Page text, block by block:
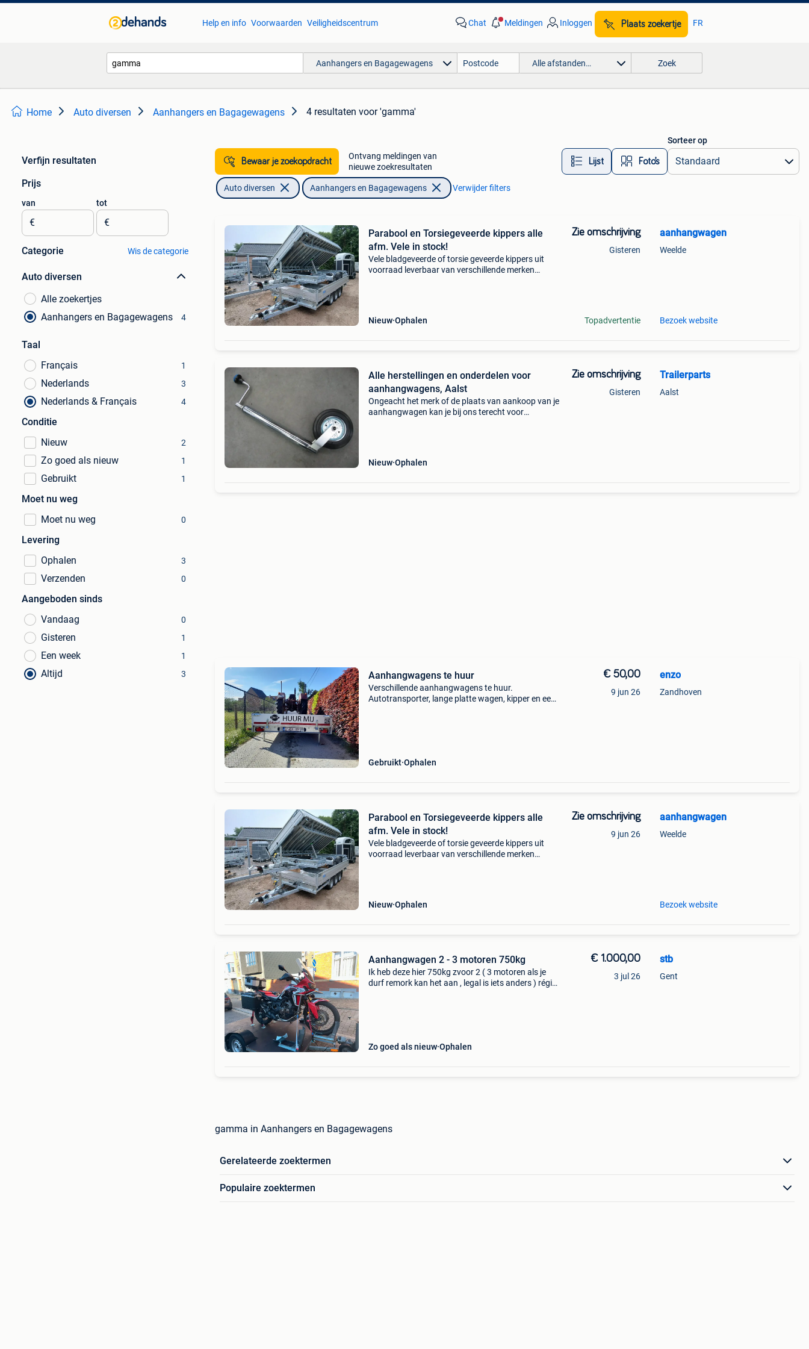
Help en info Voorwaarden Veiligheidscentrum Chat Meldingen Inloggen Plaats zoekertje FR
Aanhangers en Bagagewagens Alle afstanden… Zoek
Home Auto diversen Aanhangers en Bagagewagens 4 resultaten voor 'gamma'
Verfijn resultaten
Prijs
van
€
tot
€
Categorie Wis de categorie
Auto diversen
Alle zoekertjes
Aanhangers en Bagagewagens
4
Taal
Français
1
Nederlands 3
Nederlands & Français 4
Conditie
Nieuw
2
Zo goed als nieuw 1
Gebruikt 1
Moet nu weg
Moet nu weg
0
Levering
Ophalen
3
Verzenden 0
Aangeboden sinds
Vandaag
0
Gisteren 1
Een week 1
Altijd 3
Bewaar je zoekopdracht
Ontvang meldingen van
nieuwe zoekresultaten
Lijst Foto’s
Sorteer op
Auto diversen Aanhangers en Bagagewagens Verwijder filters
Parabool en Torsiegeveerde kippers alle
afm. Vele in stock!
Vele bladgeveerde of torsie geveerde kippers uit
voorraad leverbaar van verschillende merken
Nieuw Ophalen
Zie omschrijving
Gisteren
Topadvertentie
aanhangwagen
Weelde
Bezoek website
Alle herstellingen en onderdelen voor
aanhangwagens, Aalst
Ongeacht het merk of de plaats van aankoop van je
aanhangwagen kan je bij ons terecht voor
Nieuw Ophalen
Zie omschrijving
Gisteren
Trailerparts
Aalst
Aanhangwagens te huur
Verschillende aanhangwagens te huur.
Autotransporter, lange platte wagen, kipper en een
Gebruikt Ophalen
€ 50,00
9 jun 26
enzo
Zandhoven
Parabool en Torsiegeveerde kippers alle
afm. Vele in stock!
Vele bladgeveerde of torsie geveerde kippers uit
voorraad leverbaar van verschillende merken
Nieuw Ophalen
Zie omschrijving
9 jun 26
aanhangwagen
Weelde
Bezoek website
Aanhangwagen 2 - 3 motoren 750kg
Ik heb deze hier 750kg zvoor 2 ( 3 motoren als je
durf remork kan het aan , legal is iets anders ) régio
Zo goed als nieuw Ophalen
€ 1.000,00
3 jul 26
stb
Gent
gamma in Aanhangers en Bagagewagens
Gerelateerde zoektermen
Populaire zoektermen